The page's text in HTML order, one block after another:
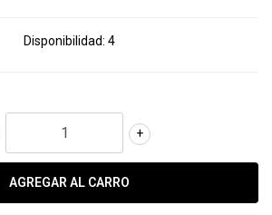
Disponibilidad: 4
+